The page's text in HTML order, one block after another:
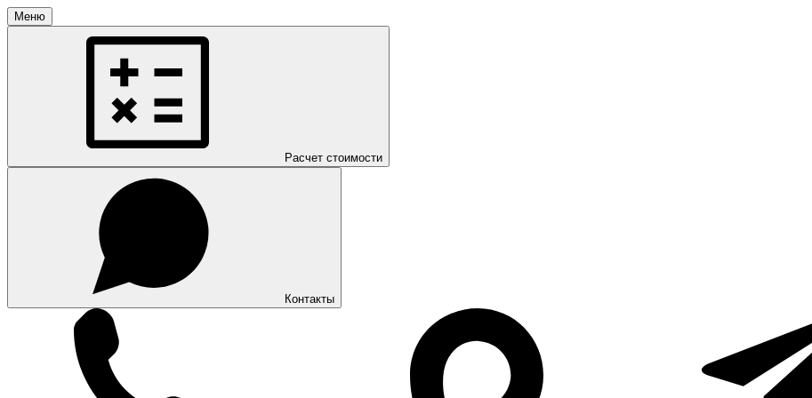
Меню
Расчет стоимости
Контакты